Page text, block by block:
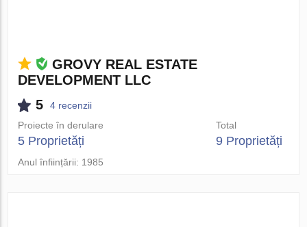
GROVY REAL ESTATE
DEVELOPMENT LLC
5
4 recenzii
Proiecte în derulare
5 Proprietăți
Total
9 Proprietăți
Anul înființării: 1985